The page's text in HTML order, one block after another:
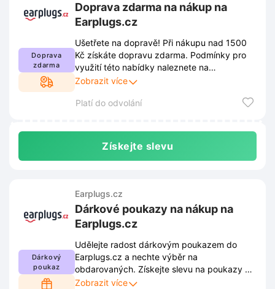
Doprava
zdarma
Doprava zdarma na nákup na
Earplugs.cz
Ušetřete na dopravě! Při nákupu nad 1500
Kč získáte dopravu zdarma. Podmínky pro
využití této nabídky naleznete na
Earplugs.cz. Upozorňujeme, že obchod si
Zobrazit více
Platí do odvolání
Získejte slevu
Dárkový
poukaz
Earplugs.cz
Dárkové poukazy na nákup na
Earplugs.cz
Udělejte radost dárkovým poukazem do
Earplugs.cz a nechte výběr na
obdarovaných. Získejte slevu na poukazy a
darujte klid a pohodu v podobě kvalitních
Zobrazit více